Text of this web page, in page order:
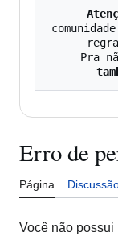
Pra
Erro de
Página
Você não